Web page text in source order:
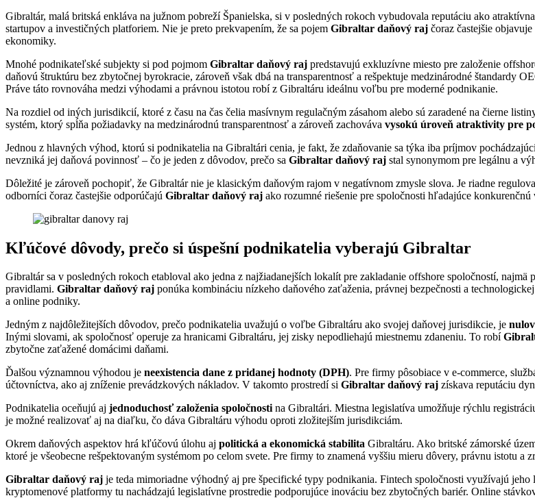
Gibraltár, malá britská enkláva na južnom pobreží Španielska, si v posledných rokoch vybudovala reputáciu ako
startupov a investičných platforiem. Nie je preto prekvapením, že sa pojem Gibraltar daňový raj čoraz častejšie
ekonomiky.
Mnohé podnikateľské subjekty si pod pojmom Gibraltar daňový raj predstavujú exkluzívne miesto pre založenie
daňovú štruktúru bez zbytočnej byrokracie, zároveň však dbá na transparentnosť a rešpektuje medzinárodné štandardy
Práve táto rovnováha medzi výhodami a právnou istotou robí z Gibraltáru ideálnu voľbu pre moderné podnikanie.
Na rozdiel od iných jurisdikcií, ktoré z času na čas čelia masívnym regulačným zásahom alebo sú zaradené na čierne
systém, ktorý spĺňa požiadavky na medzinárodnú transparentnosť a zároveň zachováva vysokú úroveň atraktivity pre
Jednou z hlavných výhod, ktorú si podnikatelia na Gibraltári cenia, je fakt, že zdaňovanie sa týka iba príjmov
nevzniká jej daňová povinnosť – čo je jeden z dôvodov, prečo sa Gibraltar daňový raj stal synonymom pre legálnu a
Dôležité je zároveň pochopiť, že Gibraltár nie je klasickým daňovým rajom v negatívnom zmysle slova. Je riadne
odborníci čoraz častejšie odporúčajú Gibraltar daňový raj ako rozumné riešenie pre spoločnosti hľadajúce
Kľúčové dôvody, prečo si úspešní podnikatelia vyberajú Gibraltar
Gibraltár sa v posledných rokoch etabloval ako jedna z najžiadanejších lokalít pre zakladanie offshore spoločností,
pravidlami. Gibraltar daňový raj ponúka kombináciu nízkeho daňového zaťaženia, právnej bezpečnosti a
a online podniky.
Jedným z najdôležitejších dôvodov, prečo podnikatelia uvažujú o voľbe Gibraltáru ako svojej daňovej jurisdikcie, je
Inými slovami, ak spoločnosť operuje za hranicami Gibraltáru, jej zisky nepodliehajú miestnemu zdaneniu. To robí
zbytočne zaťažené domácimi daňami.
Ďalšou významnou výhodou je neexistencia dane z pridanej hodnoty (DPH). Pre firmy pôsobiace v e-commerce,
účtovníctva, ako aj zníženie prevádzkových nákladov. V takomto prostredí si Gibraltar daňový raj získava reputáciu
Podnikatelia oceňujú aj jednoduchosť založenia spoločnostina Gibraltári. Miestna legislatíva umožňuje rýchlu
je možné realizovať aj na diaľku, čo dáva Gibraltáru výhodu oproti zložitejším jurisdikciám.
Okrem daňových aspektov hrá kľúčovú úlohu aj politická a ekonomická stabilita Gibraltáru. Ako britské zámorské
ktoré je všeobecne rešpektovaným systémom po celom svete. Pre firmy to znamená vyššiu mieru dôvery, právnu istotu a
Gibraltar daňový raj je teda mimoriadne výhodný aj pre špecifické typy podnikania. Fintech spoločnosti využívajú
kryptomenové platformy tu nachádzajú legislatívne prostredie podporujúce inováciu bez zbytočných bariér. Online